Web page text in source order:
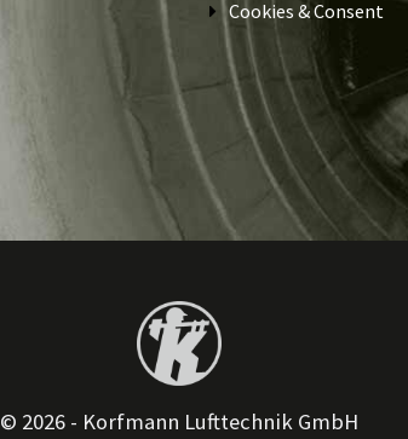
Cookies & Consent
© 2026 - Korfmann Lufttechnik GmbH